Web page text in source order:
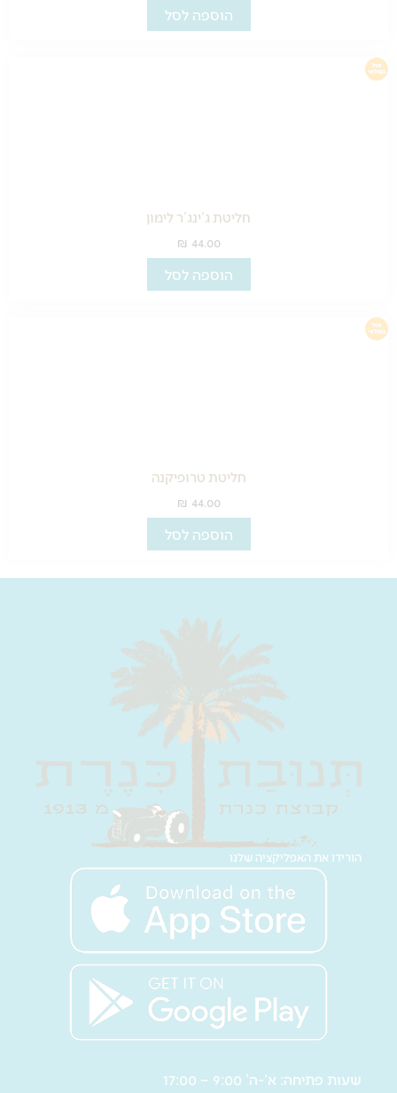
הוספה לסל
חליטת ג’ינג’ר לימון
₪ 44.00
הוספה לסל
חליטת טרופיקנה
₪ 44.00
הוספה לסל
הורידו את האפליקציה שלנו
שעות פתיחה: א’-ה’ 9:00 – 17:00